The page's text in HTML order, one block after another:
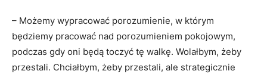
– Możemy wypracować porozumienie, w którym
będziemy pracować nad porozumieniem pokojowym,
podczas gdy oni będą toczyć tę walkę. Wolałbym, żeby
przestali. Chciałbym, żeby przestali, ale strategicznie